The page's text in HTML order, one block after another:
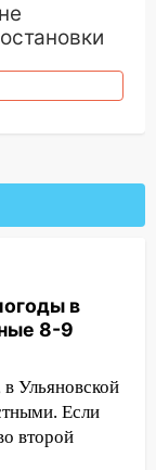
ещё
покажут
для
деньги
в
8-9
Ульяновской
Если
второй